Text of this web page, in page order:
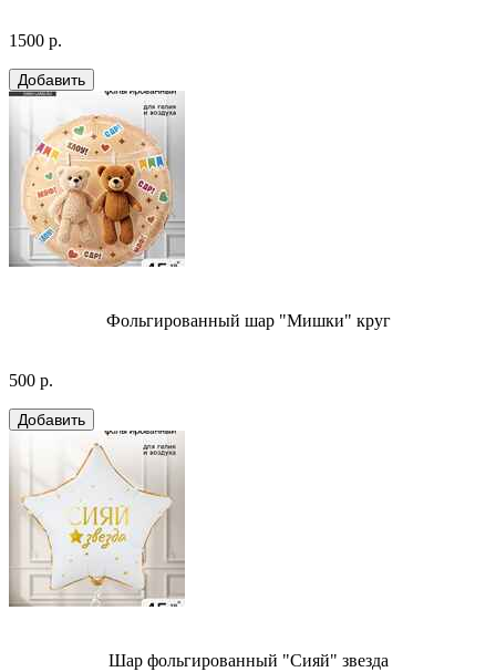
1500 р.
Фольгированный шар "Мишки" круг
500 р.
Шар фольгированный "Сияй" звезда